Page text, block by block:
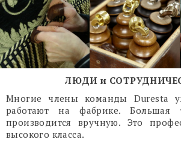
ЛЮДИ и
Многие члены команды Duresta
работают на фабрике. Большая
производится вручную. Это
высокого класса.